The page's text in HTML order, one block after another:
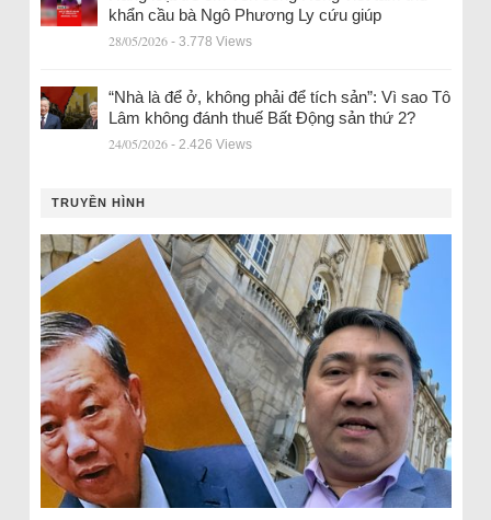
khẩn cầu bà Ngô Phương Ly cứu giúp
28/05/2026 - 3.778 Views
“Nhà là để ở, không phải để tích sản”: Vì sao Tô
Lâm không đánh thuế Bất Động sản thứ 2?
24/05/2026 - 2.426 Views
TRUYỀN HÌNH